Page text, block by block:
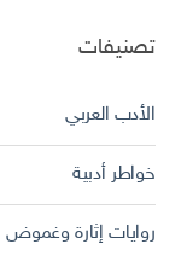
تصنيفات
الأدب العربي
خواطر أدبية
روايات إثارة وغموض